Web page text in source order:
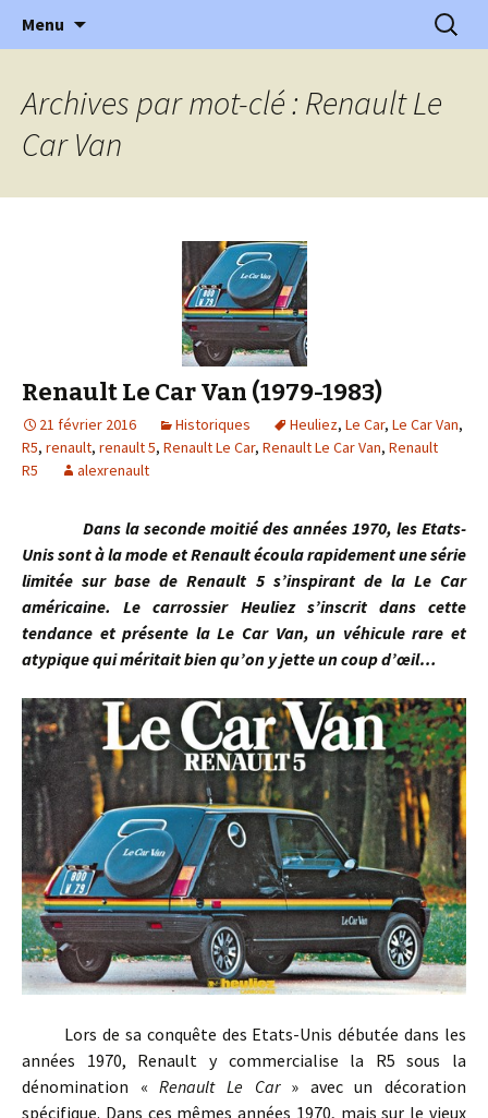
l'Automobile Ancienne
l'automobile ancienne : articles, historiques
…
Menu
Archives par mot-clé : Renault Le
Car Van
Renault Le Car Van (1979-1983)
21 février 2016 Historiques Heuliez, Le Car, Le Car Van,
R5, renault, renault 5, Renault Le Car, Renault Le Car Van, Renault
R5
alexrenault
Dans la seconde moitié des années 1970, les Etats-
Unis sont à la mode et Renault écoula rapidement une série
limitée sur base de Renault 5 s’inspirant de la Le Car
américaine. Le carrossier Heuliez s’inscrit dans cette
tendance et présente la Le Car Van, un véhicule rare et
atypique qui méritait bien qu’on y jette un coup d’œil…
Lors de sa conquête des Etats-Unis débutée dans les
années 1970, Renault y commercialise la R5 sous la
dénomination «Renault Le Car» avec un décoration
spécifique. Dans ces mêmes années 1970, mais sur le vieux